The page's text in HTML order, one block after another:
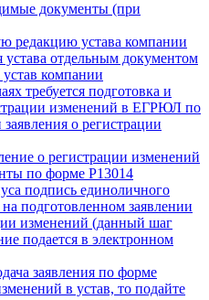
документы (при
редакцию устава компании
отдельным документом
компании
требуется подготовка и
изменений в ЕГРЮЛ по
о регистрации
о регистрации изменений
по форме Р13014
подпись единоличного
подготовленном заявлении
изменений (данный шаг
подается в электронном
заявления по форме
в устав, то подайте